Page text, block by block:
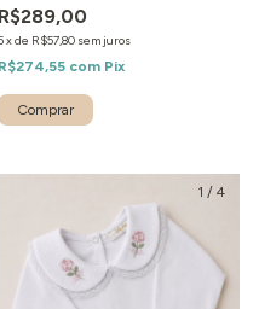
R$289,00
xde R$57,80 sem juros
R$274,55 com Pix
1 / 4